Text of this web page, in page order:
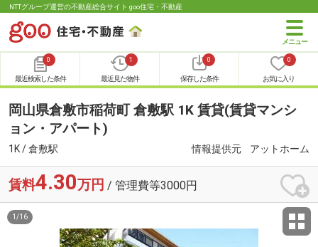
NTTグループ運営の不動産総合サイト goo住宅・不動産
0
最近検索した条件
1
最近見た物件
0
保存した条件
0
お気に入り
岡山県倉敷市稲荷町 倉敷駅 1K 賃貸(賃貸マンシ
ョン・アパート)
1K / 倉敷駅 情報提供元 アットホーム
賃料4.30万円 / 管理費等3000円
1 /16